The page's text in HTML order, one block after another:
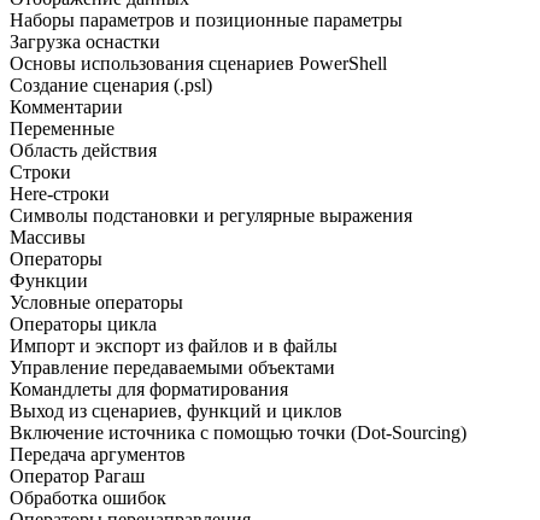
Наборы параметров и позиционные параметры
Загрузка оснастки
Основы использования сценариев PowerShell
Создание сценария (.psl)
Комментарии
Переменные
Область действия
Строки
Here-строки
Символы подстановки и регулярные выражения
Массивы
Операторы
Функции
Условные операторы
Операторы цикла
Импорт и экспорт из файлов и в файлы
Управление передаваемыми объектами
Командлеты для форматирования
Выход из сценариев, функций и циклов
Включение источника с помощью точки (Dot-Sourcing)
Передача аргументов
Оператор Рагаш
Обработка ошибок